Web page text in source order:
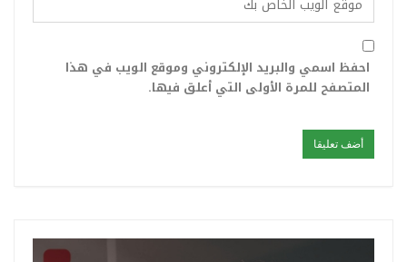
احفظ اسمي والبريد الإلكتروني وموقع الويب في هذا
المتصفح للمرة الأولى التي أعلق فيها.